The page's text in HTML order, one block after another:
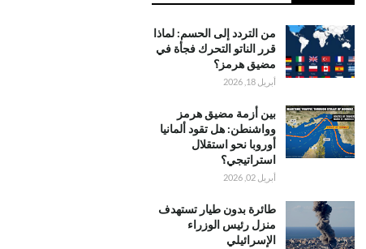
من التردد إلى الحسم: لماذا
قرر الناتو التحرك فجأة في
مضيق هرمز؟
أبريل 18, 2026
بين أزمة مضيق هرمز
وواشنطن: هل تقود ألمانيا
أوروبا نحو استقلال
استراتيجي؟
أبريل 02, 2026
طائرة بدون طيار تستهدف
منزل رئيس الوزراء
الإسرائيلي